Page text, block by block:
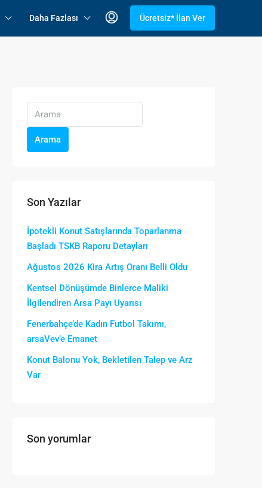
Daha Fazlası Ücretsiz* İlan Ver
Arama
Son Yazılar
İpotekli Konut Satışlarında Toparlanma
Başladı TSKB Raporu Detayları
Ağustos 2026 Kira Artış Oranı Belli Oldu
Kentsel Dönüşümde Binlerce Maliki
İlgilendiren Arsa Payı Uyarısı
Fenerbahçe’de Kadın Futbol Takımı,
arsaVev’e Emanet
Konut Balonu Yok, Bekletilen Talep ve Arz
Var
Son yorumlar